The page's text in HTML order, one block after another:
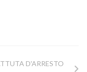
D'ARRESTO